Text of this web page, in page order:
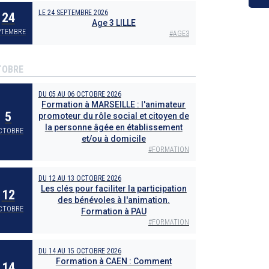
24 LE 24 SEPTEMBRE 2026
Age 3 LILLE
#AGE3
5
DU 05 AU 06 OCTOBRE 2026
Formation à MARSEILLE : l'animateur
promoteur du rôle social et citoyen de
la personne âgée en établissement
et/ou à domicile
#FORMATION
12
DU 12 AU 13 OCTOBRE 2026
Les clés pour faciliter la participation
des bénévoles à l'animation.
Formation à PAU
#FORMATION
DU 14AU 15 OCTOBRE 2026
Formation à CAEN : Comment